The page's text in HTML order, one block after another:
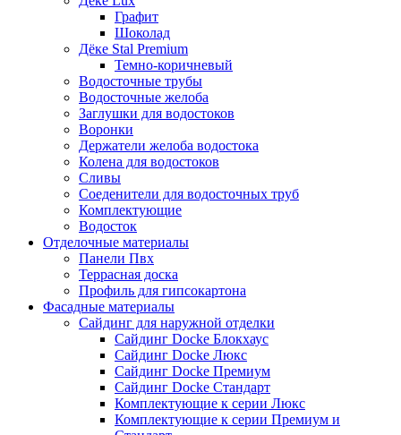
Графит
Шоколад
Дёке Stal Premium
Темно-коричневый
Водосточные трубы
Водосточные желоба
Заглушки для водостоков
Воронки
Держатели желоба водостока
Колена для водостоков
Сливы
Соеденители для водосточных труб
Комплектующие
Водосток
Отделочные материалы
Панели Пвх
Террасная доска
Профиль для гипсокартона
Фасадные материалы
Сайдинг для наружной отделки
Сайдинг Docke Блокхаус
Сайдинг Docke Люкс
Сайдинг Docke Премиум
Сайдинг Docke Стандарт
Комплектующие к серии Люкс
Комплектующие к серии Премиум и